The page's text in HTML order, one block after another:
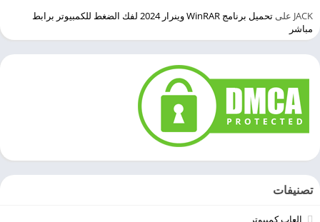
JACK على
تحميل برنامج WinRAR وينرار 2024 لفك الضغط للكمبيوتر برابط
مباشر
تصنيفات
العاب كمبيوتر